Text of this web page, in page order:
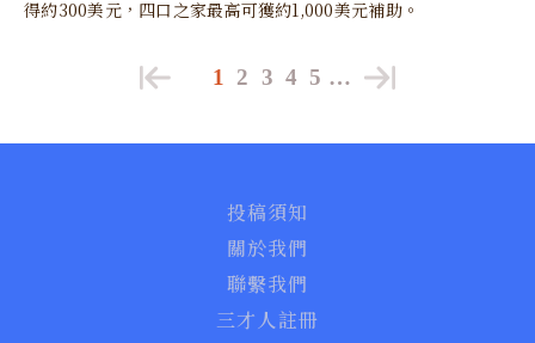
得約300美元，四口之家最高可獲約1,000美元補助。
1 2 3 4 5 …
投稿須知
關於我們
聯繫我們
三才人註冊